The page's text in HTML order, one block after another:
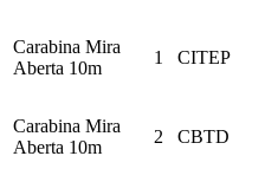
Carabina Mira
Aberta 10m
1 CITEP
Carabina Mira
Aberta 10m
2 CBTD